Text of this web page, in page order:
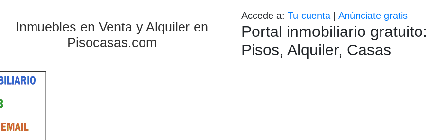
Inmuebles en Venta y Alquiler en
Pisocasas.com
Accede a: Tu cuenta| Anúnciate gratis
Portal inmobiliario gratuito:
Pisos, Alquiler, Casas